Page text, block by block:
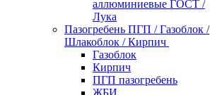
аллюминиевые ГОСТ /
Лука
Пазогребень ПГП / Газоблок /
Шлакоблок / Кирпич
Газоблок
Кирпич
ПГП пазогребень
ЖБИ